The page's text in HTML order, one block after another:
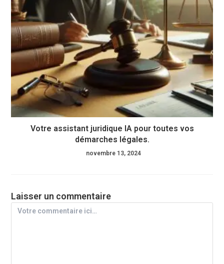
Votre assistant juridique IA pour toutes vos
démarches légales.
novembre 13, 2024
Laisser un commentaire